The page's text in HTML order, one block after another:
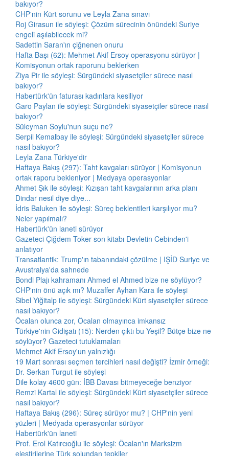
bakıyor?
CHP'nin Kürt sorunu ve Leyla Zana sınavı
Roj Girasun ile söyleşi: Çözüm sürecinin önündeki Suriye
engeli aşılabilecek mi?
Sadettin Saran'ın çiğnenen onuru
Hafta Başı (62): Mehmet Akif Ersoy operasyonu sürüyor |
Komisyonun ortak raporunu beklerken
Ziya Pir ile söyleşi: Sürgündeki siyasetçiler sürece nasıl
bakıyor?
Habertürk'ün faturası kadınlara kesiliyor
Garo Paylan ile söyleşi: Sürgündeki siyasetçiler sürece nasıl
bakıyor?
Süleyman Soylu'nun suçu ne?
Serpil Kemalbay ile söyleşi: Sürgündeki siyasetçiler sürece
nasıl bakıyor?
Leyla Zana Türkiye'dir
Haftaya Bakış (297): Taht kavgaları sürüyor | Komisyonun
ortak raporu bekleniyor | Medyaya operasyonlar
Ahmet Şık ile söyleşi: Kızışan taht kavgalarının arka planı
Dindar nesil diye diye...
İdris Baluken ile söyleşi: Süreç beklentileri karşılıyor mu?
Neler yapılmalı?
Habertürk'ün laneti sürüyor
Gazeteci Çiğdem Toker son kitabı Devletin Cebinden'i
anlatıyor
Transatlantik: Trump'ın tabanındaki çözülme | IŞİD Suriye ve
Avustralya'da sahnede
Bondi Plajı kahramanı Ahmed el Ahmed bize ne söylüyor?
CHP'nin önü açık mı? Muzaffer Ayhan Kara ile söyleşi
Sibel Yiğitalp ile söyleşi: Sürgündeki Kürt siyasetçiler sürece
nasıl bakıyor?
Öcalan olunca zor, Öcalan olmayınca imkansız
Türkiye'nin Gidişatı (15): Nerden çıktı bu Yeşil? Bütçe bize ne
söylüyor? Gazeteci tutuklamaları
Mehmet Akif Ersoy'un yalnızlığı
19 Mart sonrası seçmen tercihleri nasıl değişti? İzmir örneği:
Dr. Serkan Turgut ile söyleşi
Dile kolay 4600 gün: İBB Davası bitmeyeceğe benziyor
Remzi Kartal ile söyleşi: Sürgündeki Kürt siyasetçiler sürece
nasıl bakıyor?
Haftaya Bakış (296): Süreç sürüyor mu? | CHP'nin yeni
yüzleri | Medyada operasyonlar sürüyor
Habertürk'ün laneti
Prof. Erol Katırcıoğlu ile söyleşi: Öcalan'ın Marksizm
eleştirilerine Türk solundan tepkiler